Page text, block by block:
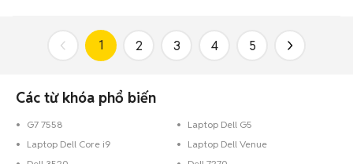
1 2 3 4 5
Các từ khóa phổ biến
G7 7558
Laptop Dell G5
Laptop Dell Core i9
Laptop Dell Venue